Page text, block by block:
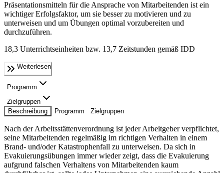
Präsentationsmitteln für die Ansprache von Mitarbeitenden ist ein
wichtiger Erfolgsfaktor, um sie besser zu motivieren und zu
unterweisen und um Übungen optimal vorzubereiten und
durchzuführen.
18,3 Unterrichtseinheiten bzw. 13,7 Zeitstunden gemäß IDD
Weiterlesen
Programm
Zielgruppen
Beschreibung
Programm Zielgruppen
Nach der Arbeitsstättenverordnung ist jeder Arbeitgeber verpflichtet,
seine Mitarbeitenden regelmäßig im richtigen Verhalten in einem
Brand- und/oder Katastrophenfall zu unterweisen. Da sich in
Evakuierungsübungen immer wieder zeigt, dass die Evakuierung
aufgrund falschen Verhaltens von Mitarbeitenden kaum